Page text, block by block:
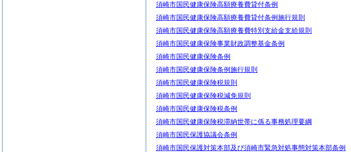
須崎市国民健康保険高額療養費貸付条例
須崎市国民健康保険高額療養費貸付条例施行規則
須崎市国民健康保険高額療養費特別支給金支給規則
須崎市国民健康保険事業財政調整基金条例
須崎市国民健康保険条例
須崎市国民健康保険条例施行規則
須崎市国民健康保険税規則
須崎市国民健康保険税減免規則
須崎市国民健康保険税条例
須崎市国民健康保険税滞納世帯に係る事務処理要綱
須崎市国民保護協議会条例
須崎市国民保護対策本部及び須崎市緊急対処事態対策本部条例